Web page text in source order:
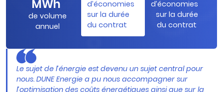
MWh
de volume
annuel
d’économies
sur la durée
du contrat
d’économies
sur la durée
du contrat
Le sujet de l’énergie est devenu un sujet central pour
nous. DUNE Energie a pu nous accompagner sur
l’optimisation des coûts énergétiques ainsi que sur la